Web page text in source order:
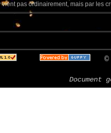
pas ordinairement, mais par les
©
Document